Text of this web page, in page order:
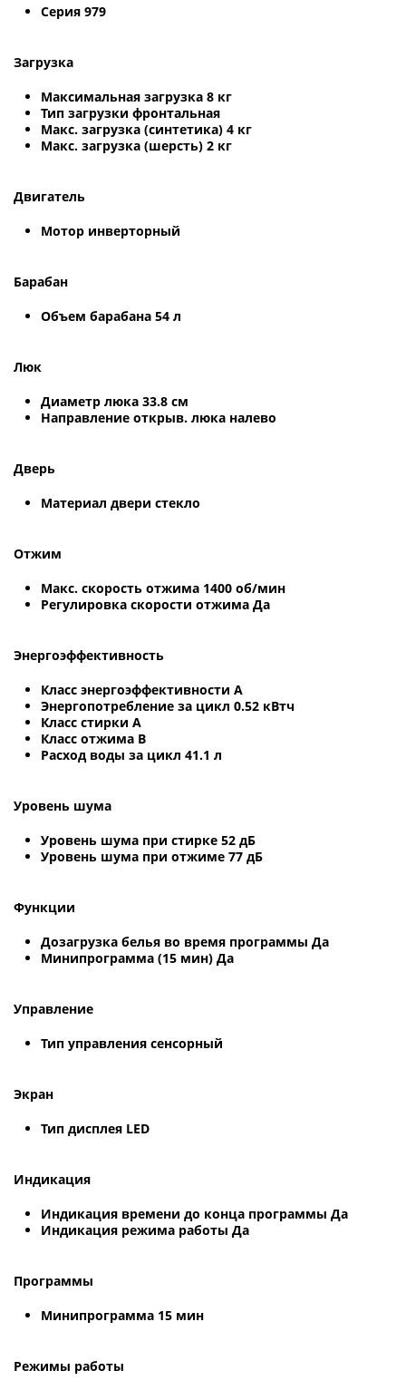
Серия 979
Загрузка
Максимальная загрузка 8 кг
Тип загрузки фронтальная
Макс. загрузка (синтетика) 4 кг
Макс. загрузка (шерсть) 2 кг
Двигатель
Мотор инверторный
Барабан
Объем барабана 54 л
Люк
Диаметр люка 33.8 см
Направление открыв. люка налево
Дверь
Материал двери стекло
Отжим
Макс. скорость отжима 1400 об/мин
Регулировка скорости отжима Да
Энергоэффективность
Класс энергоэффективности A
Энергопотребление за цикл 0.52 кВтч
Класс стирки A
Класс отжима B
Расход воды за цикл 41.1 л
Уровень шума
Уровень шума при стирке 52 дБ
Уровень шума при отжиме 77 дБ
Функции
Дозагрузка белья во время программы Да
Минипрограмма (15 мин) Да
Управление
Тип управления сенсорный
Экран
Тип дисплея LED
Индикация
Индикация времени до конца программы Да
Индикация режима работы Да
Программы
Минипрограмма 15 мин
Режимы работы